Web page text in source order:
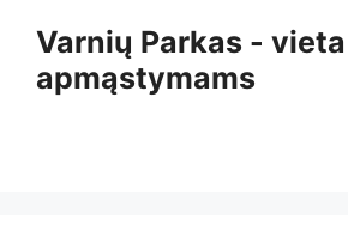
turinio
Varnių Parkas - vieta
apmąstymams